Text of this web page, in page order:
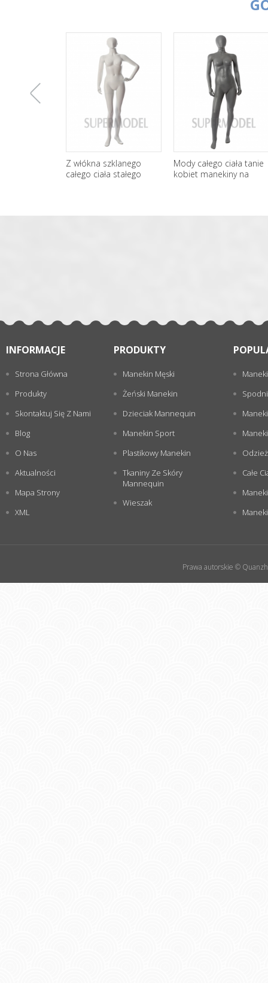
Z włókna szklanego
całego ciała stałego
Mody całego ciała tanie
kobiet manekiny na
INFORMACJE
Strona Główna
Produkty
Skontaktuj Się Z Nami
Blog
O Nas
Aktualności
Mapa Strony
XML
PRODUKTY
Manekin Męski
Żeński Manekin
Dzieciak Mannequin
Manekin Sport
Plastikowy Manekin
Tkaniny Ze Skóry
Mannequin
Wieszak
Całe
Prawa autorskie ©